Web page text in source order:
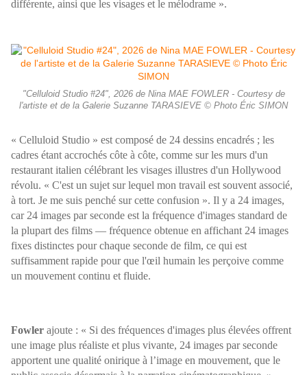
différente, ainsi que les visages et le mélodrame ».
"Celluloid Studio #24", 2026 de Nina MAE FOWLER - Courtesy de
l'artiste et de la Galerie Suzanne TARASIEVE © Photo Éric SIMON
« Celluloid Studio » est composé de 24 dessins encadrés ; les
cadres étant accrochés côte à côte, comme sur les murs d'un
restaurant italien célébrant les visages illustres d'un Hollywood
révolu. « C'est un sujet sur lequel mon travail est souvent associé,
à tort. Je me suis penché sur cette confusion ». Il y a 24 images,
car 24 images par seconde est la fréquence d'images standard de
la plupart des films — fréquence obtenue en affichant 24 images
fixes distinctes pour chaque seconde de film, ce qui est
suffisamment rapide pour que l'œil humain les perçoive comme
un mouvement continu et fluide.
Fowler ajoute : « Si des fréquences d'images plus élevées offrent
une image plus réaliste et plus vivante, 24 images par seconde
apportent une qualité onirique à l’image en mouvement, que le